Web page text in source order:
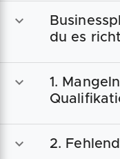
du es
1.
2.